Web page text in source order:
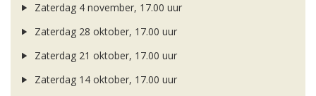
Zaterdag 4 november, 17.00 uur
Zaterdag 28 oktober, 17.00 uur
Zaterdag 21 oktober, 17.00 uur
Zaterdag 14 oktober, 17.00 uur